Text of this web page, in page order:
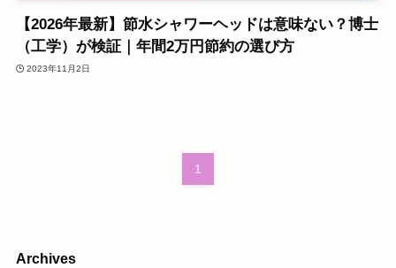
【2026年最新】節水シャワーヘッドは意味ない？博士
（工学）が検証｜年間2万円節約の選び方
2023年11月2日
1
Archives